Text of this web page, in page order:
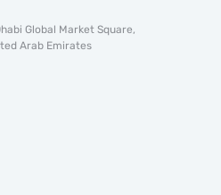
Global Market Square,
Arab Emirates